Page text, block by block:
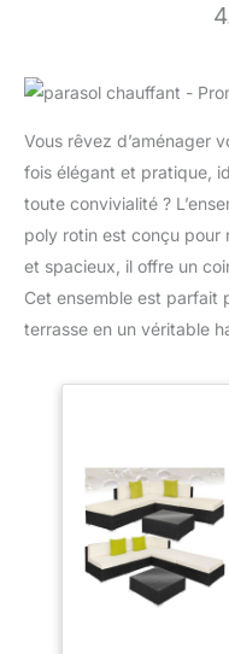
Vous rêvez d’aménager
fois élégant et pratique,
toute convivialité ?
poly rotin est conçu pour
et spacieux, il offre un
Cet ensemble est parfait
terrasse en un véritable